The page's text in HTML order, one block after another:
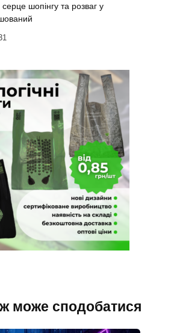
шопінгу та розваг у
може сподобатися